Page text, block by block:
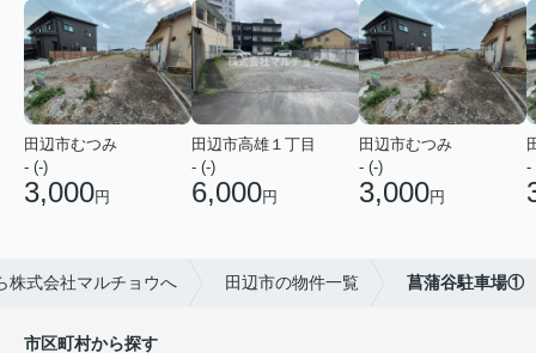
田辺市むつみ
- (-)
3,000円
田辺市高雄１丁目
- (-)
6,000円
田辺市むつみ
- (-)
3,000円
-
株式会社マルチョウへ 田辺市の物件一覧 菖蒲谷駐車場①
市区町村から探す